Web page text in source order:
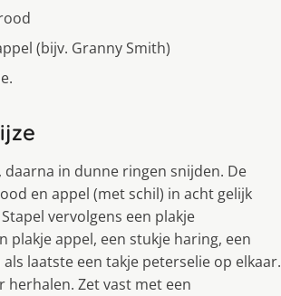
(bijv. Granny Smith)
daarna in dunne ringen snijden. De
en appel (met schil) in acht gelijk
vervolgens een plakje
plakje appel, een stukje haring, een
laatste een takje peterselie op elkaar.
herhalen. Zet vast met een